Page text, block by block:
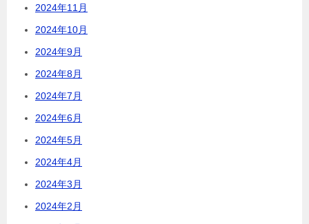
2024年11月
2024年10月
2024年9月
2024年8月
2024年7月
2024年6月
2024年5月
2024年4月
2024年3月
2024年2月